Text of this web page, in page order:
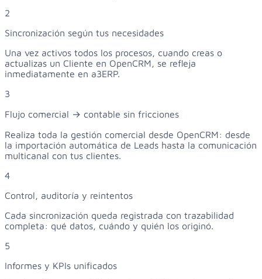
2
Sincronización según tus necesidades
Una vez activos todos los procesos, cuando creas o
actualizas un Cliente en OpenCRM, se refleja
inmediatamente en a3ERP.
3
Flujo comercial → contable sin fricciones
Realiza toda la gestión comercial desde OpenCRM: desde
la importación automática de Leads hasta la comunicación
multicanal con tus clientes.
4
Control, auditoría y reintentos
Cada sincronización queda registrada con trazabilidad
completa: qué datos, cuándo y quién los originó.
5
Informes y KPIs unificados